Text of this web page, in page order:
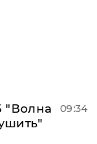
"Волна
09:34